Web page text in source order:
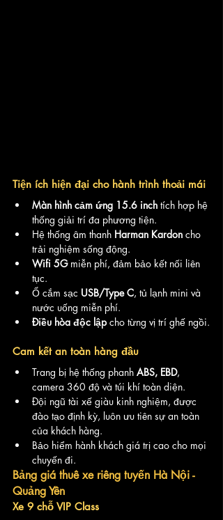
Tiện ích hiện đại cho hành trình thoải mái
Màn hình cảm ứng 15.6 inch tích hợp hệ
thống giải trí đa phương tiện.
Hệ thống âm thanh Harman Kardon cho
trải nghiệm sống động.
Wifi 5G miễn phí, đảm bảo kết nối liên
tục.
Ổ cắm sạc USB/Type C, tủ lạnh mini và
nước uống miễn phí.
Điều hòa độc lập cho từng vị trí ghế ngồi.
Cam kết an toàn hàng đầu
Trang bị hệ thống phanh ABS, EBD,
camera 360 độ và túi khí toàn diện.
Đội ngũ tài xế giàu kinh nghiệm, được
đào tạo định kỳ, luôn ưu tiên sự an toàn
của khách hàng.
Bảo hiểm hành khách giá trị cao cho mọi
chuyến đi.
Bảng giá thuê xe riêng tuyến Hà Nội -
Quảng Yên
Xe 9 chỗ VIP Class